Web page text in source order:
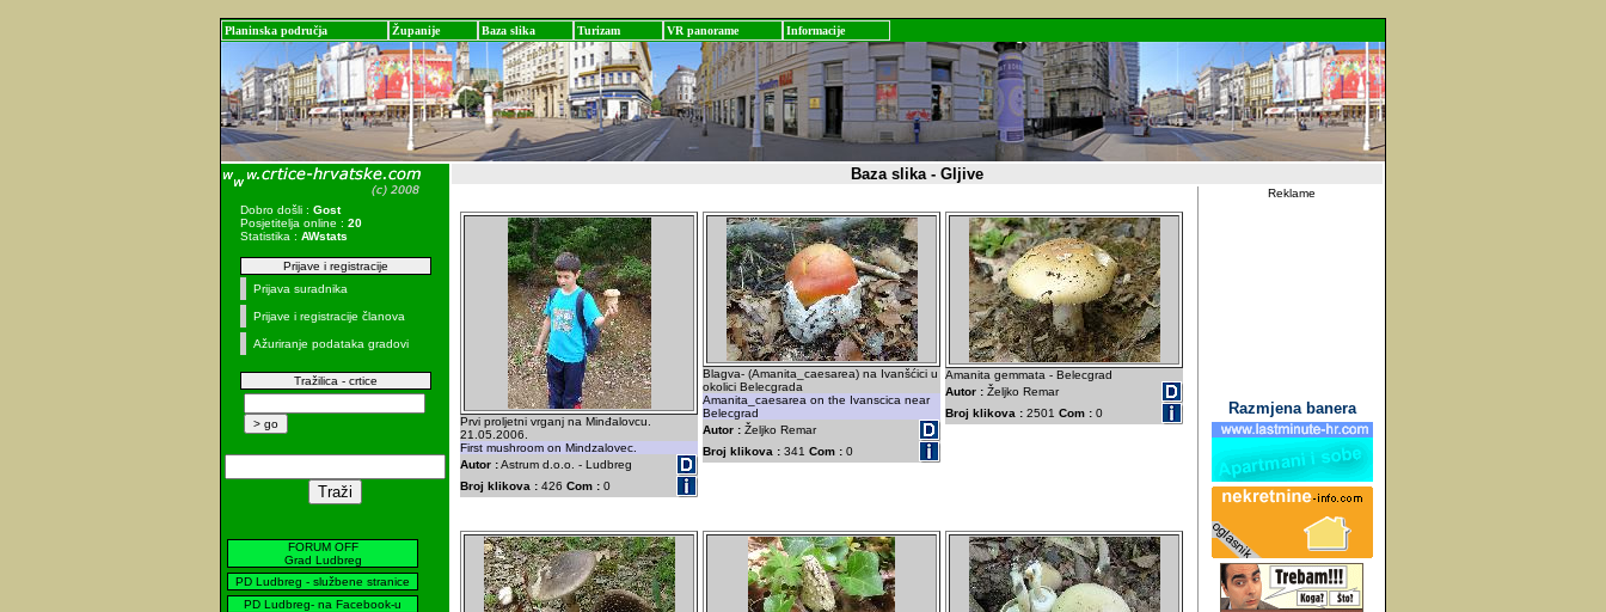
Planinska područja Županije Baza slika Turizam VR panorame Informacije
Dobro došli : Gost
Posjetitelja online : 20
Statistika : AWstats
Prijave i registracije
Prijava suradnika
Prijave i registracije članova
Ažuriranje podataka gradovi
Tražilica - crtice
FORUM OFF
Grad Ludbreg
PD Ludbreg - službene stranice
PD Ludbreg- na Facebook-u
Baza slika - Gljive
Prvi proljetni vrganj na Minđalovcu.
21.05.2006.
First mushroom on Mindzalovec.
Autor :Astrum d.o.o. - Ludbreg
Broj klikova : 426 Com : 0
Blagva- (Amanita_caesarea) na Ivanšćici u
okolici Belecgrada
Amanita_caesarea on the Ivanscica near
Belecgrad
Autor : Željko Remar
Broj klikova : 341 Com : 0
Amanita gemmata - Belecgrad
Autor : Željko Remar
Broj klikova : 2501 Com : 0
Reklame
Razmjena banera